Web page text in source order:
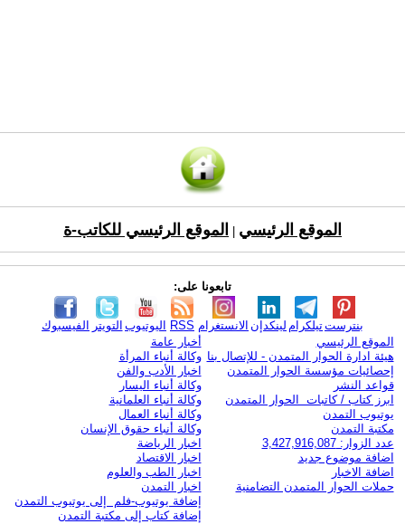
الموقع الرئيسي الموقع الرئيسي للكاتب-ة
تابعونا على:
الفيسبوك التويتر اليوتيوب RSS الانستغرام لينكدإن تيلكرامبنترست
الموقع الرئيسي
هيئة ادارة الحوار المتمدن - للإتصال بنا
إحصائيات مؤسسة الحوار المتمدن
قواعد النشر
ابرز كتاب / كاتبات الحوار المتمدن
يوتيوب التمدن
مكتبة التمدن
عدد الزوار: 3,427,916,087
اضافة موضوع جديد
اضافة الاخبار
حملات الحوار المتمدن التضامنية
أخبار عامة
وكالة أنباء المرأة
اخبار الأدب والفن
وكالة أنباء اليسار
وكالة أنباء العلمانية
وكالة أنباء العمال
وكالة أنباء حقوق الإنسان
اخبار الرياضة
اخبار الاقتصاد
اخبار الطب والعلوم
اخبار التمدن
إضافة يوتيوب-فلم إلى يوتيوب التمدن
إضافة كتاب إلى مكتبة التمدن